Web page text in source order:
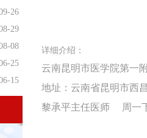
26
29
08
25
15
详细介绍：
云南昆明市医学院第一
地址：云南省昆明市
黎承平主任医师 周